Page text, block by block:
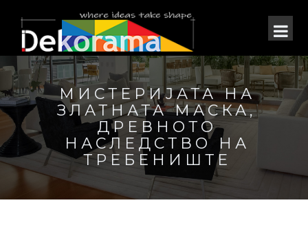
МИСТЕРИЈАТА НА
ЗЛАТНАТА МАСКА,
ДРЕВНОТО
НАСЛЕДСТВО НА
ТРЕБЕНИШТЕ